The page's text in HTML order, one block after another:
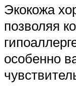
Экокожа
позволяя
особенно